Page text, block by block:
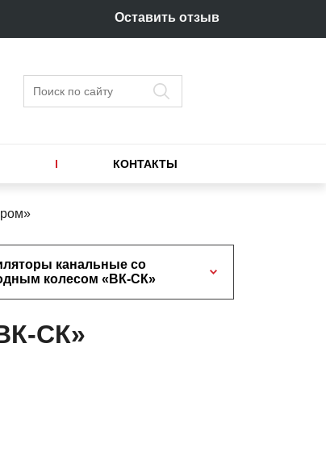
Оставить отзыв
Поиск
КОНТАКТЫ
канальные со
колесом «ВК-СК»
СК»